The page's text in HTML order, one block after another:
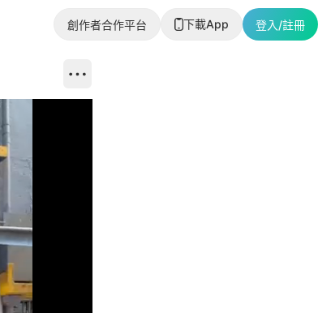
創作者合作平台 下載App 登入/註冊